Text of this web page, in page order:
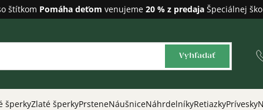
štítkom Pomáha deťom venujeme 20 % z predaja Špeciálnej
Vyhľadať
šperkyZlaté šperkyPrsteneNáušniceNáhrdelníkyRetiazkyPrívesky